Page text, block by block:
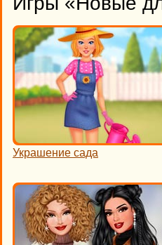
Украшение сада